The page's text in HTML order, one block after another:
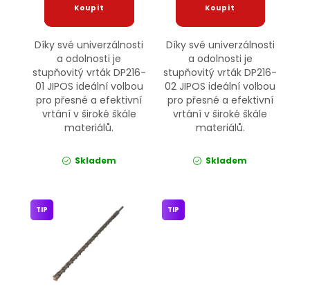
Díky své univerzálnosti
a odolnosti je
stupňovitý vrták DP216-
01 JIPOS ideální volbou
pro přesné a efektivní
vrtání v široké škále
materiálů.
Skladem
Díky své univerzálnosti
a odolnosti je
stupňovitý vrták DP216-
02 JIPOS ideální volbou
pro přesné a efektivní
vrtání v široké škále
materiálů.
Skladem
TIP TIP